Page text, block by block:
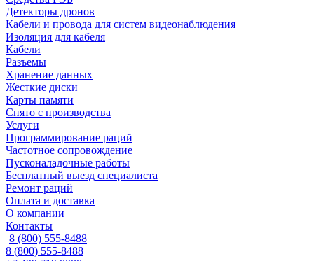
Детекторы дронов
Кабели и провода для систем видеонаблюдения
Изоляция для кабеля
Кабели
Разъемы
Хранение данных
Жесткие диски
Карты памяти
Снято с производства
Услуги
Программирование раций
Частотное сопровождение
Пусконаладочные работы
Бесплатный выезд специалиста
Ремонт раций
Оплата и доставка
О компании
Контакты
8 (800) 555-8488
8 (800) 555-8488